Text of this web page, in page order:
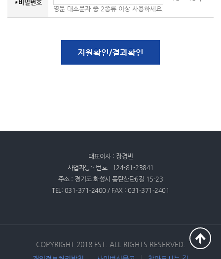
*비밀번호
영문 대소문자 중 2종류 이상 사용하세요.
대표이사 : 장경빈
사업자등록번호 : 124-81-23841
주소 : 경기도 화성시 동탄산단6길 15-23
TEL: 031-371-2400 / FAX : 031-371-2401
COPYRIGHT 2018 FST. ALL RIGHTS RESERVED.